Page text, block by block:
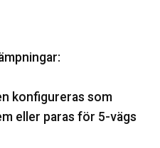
konfigureras som
eller paras för 5-vägs